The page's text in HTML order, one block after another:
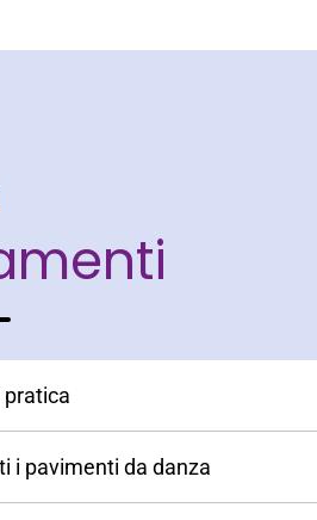
pratica
i pavimenti da danza